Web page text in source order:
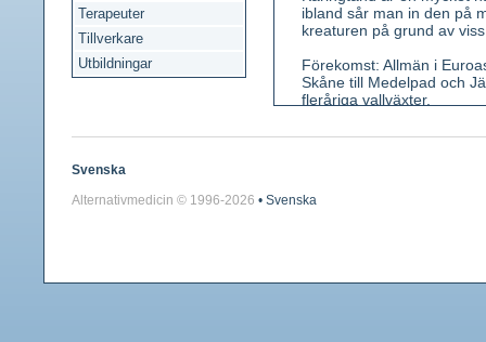
Terapeuter
Tillverkare
Utbildningar
ibland sår man in den på
kreaturen på grund av
Förekomst: Allmän i
Skåne till Medelpad och
fleråriga vallväxter.
Kännetecken: En flerårig,
tillsammans i
Svenska
Alternativmedicin © 1996-2026 • Svenska